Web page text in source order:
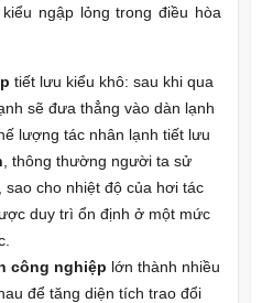
ngập lỏng trong điều hòa
tiết lưu kiểu khô: sau khi qua
sẽ đưa thẳng vào dàn lạnh
lượng tác nhân lạnh tiết lưu
, thông thường người ta sử
cho nhiệt độ của hơi tác
duy trì ổn định ở một mức
công nghiệp lớn thành nhiều
để tăng diện tích trao đổi